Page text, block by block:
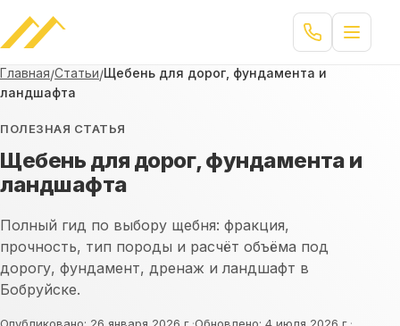
Главная/Статьи/Щебень для дорог, фундамента и
ландшафта
ПОЛЕЗНАЯ СТАТЬЯ
Щебень для дорог, фундамента и
ландшафта
Полный гид по выбору щебня: фракция,
прочность, тип породы и расчёт объёма под
дорогу, фундамент, дренаж и ландшафт в
Бобруйске.
Опубликовано: 26 января 2026 г.·Обновлено: 4 июля 2026 г.·